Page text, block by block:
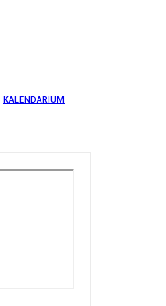
KALENDARIUM